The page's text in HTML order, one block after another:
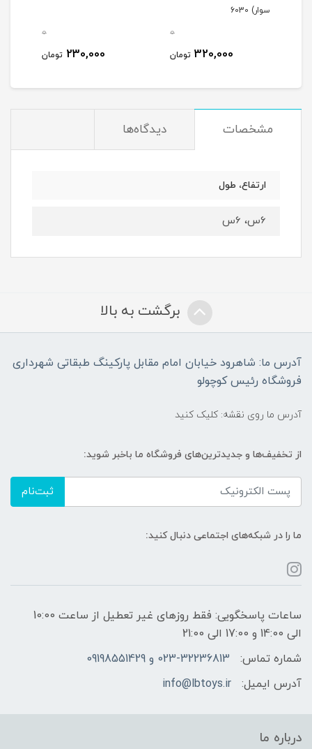
سوار) 6030
0
320,000 تومان
0
230,000 تومان
مشخصات دیدگاه‌ها
ارتفاع، طول
6س، 6س
برگشت به بالا
آدرس ما: شاهرود خیابان امام مقابل پارکینگ طبقاتی شهرداری
فروشگاه رئیس کوچولو
آدرس ما روی نقشه: کلیک کنید
از تخفیف‌ها و جدیدترین‌های فروشگاه ما باخبر شوید:
ثبت‌نام
ما را در شبکه‌های اجتماعی دنبال کنید:
ساعات پاسخگویی: فقط روزهای غیر تعطیل از ساعت 10:00
الی 14:00 و 17:00 الی 21:00
شماره تماس:
023-32236813 و 09198551429
آدرس ایمیل:
info@lbtoys.ir
درباره ما